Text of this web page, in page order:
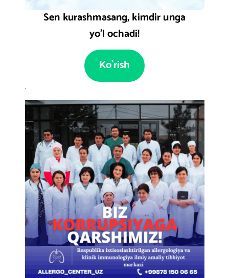
Sen kurashmasang, kimdir unga
yo’l ochadi!
Ko`rish
.